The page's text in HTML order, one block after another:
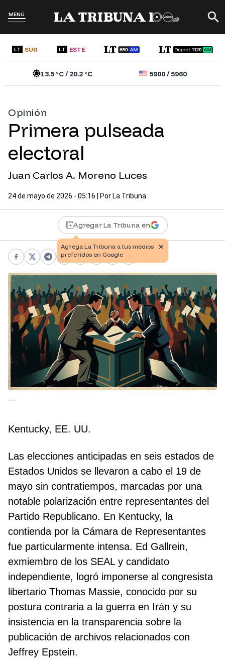
MENÚ
LT SUR LT ESTE
13.5°C /20.2°C 5900/5960
Opinión
Primera pulseada
electoral
Juan Carlos A. Moreno Luces
24 de mayo de 2026 - 05:16 | Por La Tribuna
Agregar La Tribuna en
Facebook
X Telegram
WhatsApp
Pinterest
LinkedIn
PrintCopy link
---
Kentucky, EE. UU.
Las elecciones anticipadas en seis estados de
Estados Unidos se llevaron a cabo el 19 de
mayo sin contratiempos, marcadas por una
notable polarización entre representantes del
Partido Republicano. En Kentucky, la
contienda por la Cámara de Representantes
fue particularmente intensa. Ed Gallrein,
exmiembro de los SEAL y candidato
independiente, logró imponerse al congresista
libertario Thomas Massie, conocido por su
postura contraria a la guerra en Irán y su
insistencia en la transparencia sobre la
publicación de archivos relacionados con
Jeffrey Epstein.